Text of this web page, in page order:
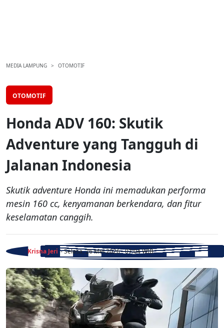
MEDIA LAMPUNG OTOMOTIF
OTOMOTIF
Honda ADV 160: Skutik
Adventure yang Tangguh di
Jalanan Indonesia
Skutik adventure Honda ini memadukan performa
mesin 160 cc, kenyamanan berkendara, dan fitur
keselamatan canggih.
Krisna Jeri - Selasa, 26 Mei 2026 - 07:04 WIB